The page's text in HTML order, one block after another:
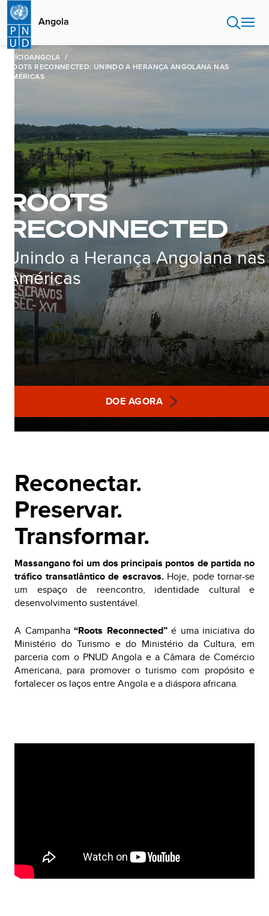
Passar
para
conteúdo
principal
Angola
INÍCIOANGOLA
ROOTS RECONNECTED: UNINDO A HERANÇA ANGOLANA NAS
AMÉRICAS
ROOTS
RECONNECTED
Unindo a Herança Angolana nas
Américas
DOE AGORA
Reconectar.
Preservar.
Transformar.
Massangano foi um dos principais pontos de partida no
tráfico transatlântico de escravos. Hoje, pode tornar-se
um espaço de reencontro, identidade cultural e
desenvolvimento sustentável.
A Campanha“Roots Reconnected”é uma iniciativa do
Ministério do Turismo e do Ministério da Cultura, em
parceria com o PNUD Angola e a Câmara de Comércio
Americana, para promover o turismo com propósito e
fortalecer os laços entre Angola e a diáspora africana.